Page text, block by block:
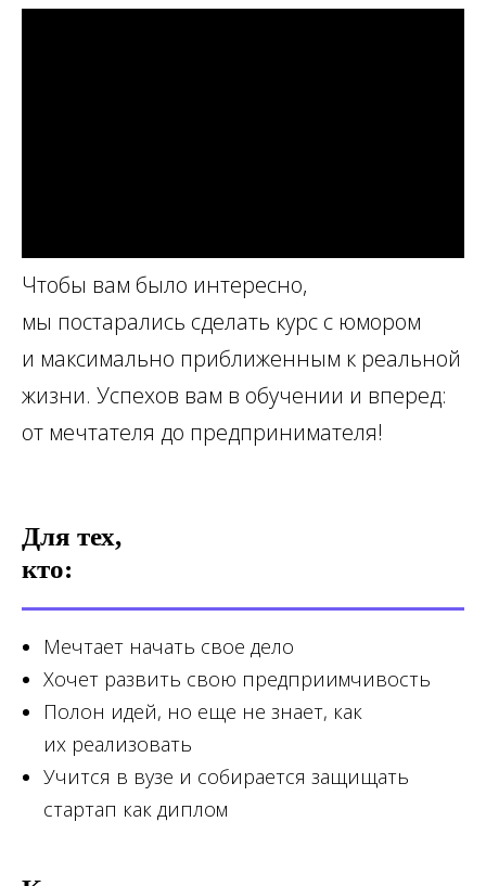
Чтобы вам было интересно,
мы постарались сделать курс с юмором
и максимально приближенным к реальной
жизни. Успехов вам в обучении и вперед:
от мечтателя до предпринимателя!
Для тех,
кто:
Мечтает начать свое дело
Хочет развить свою предприимчивость
Полон идей, но еще не знает, как
их реализовать
Учится в вузе и собирается защищать
стартап как диплом